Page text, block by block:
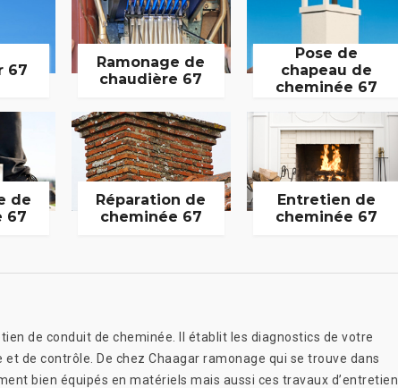
67
Ramonage de
chaudière 67
Pose de
chapeau de
cheminée 67
de
67
Réparation de
cheminée 67
Entretien de
cheminée 67
de conduit de cheminée. Il établit les diagnostics de votre
de contrôle. De chez Chaagar ramonage qui se trouve dans
bien équipés en matériels mais aussi ces travaux d’entretien